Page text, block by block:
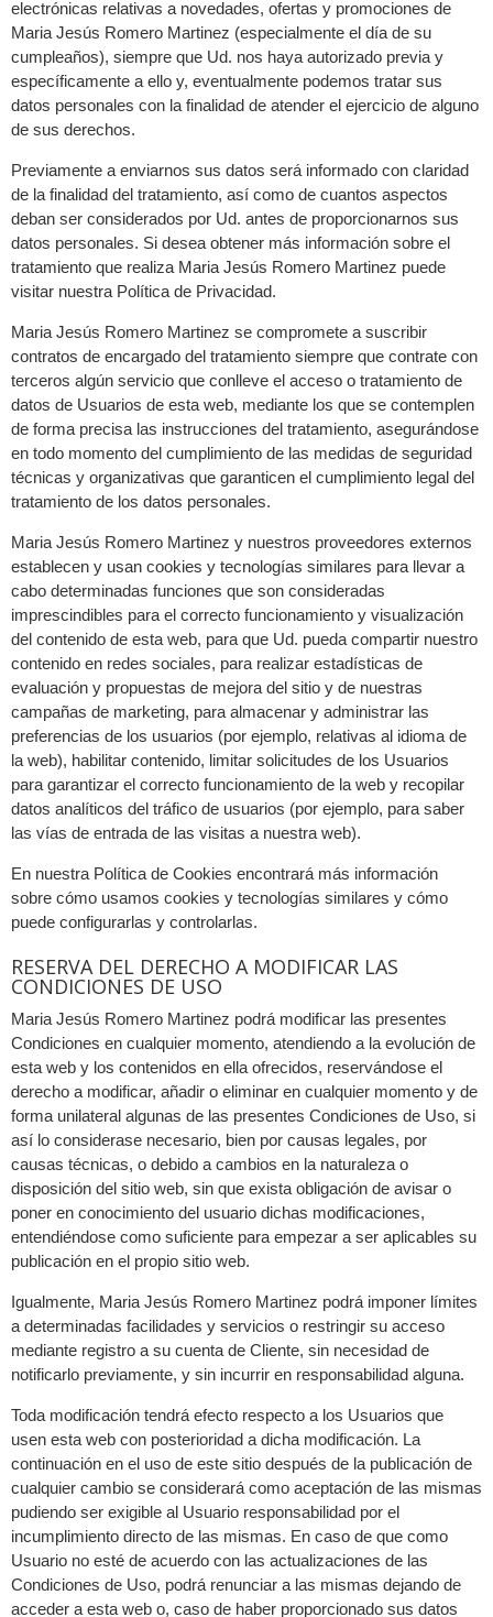
electrónicas relativas a novedades, ofertas y promociones de
Maria Jesús Romero Martinez (especialmente el día de su
cumpleaños), siempre que Ud. nos haya autorizado previa y
específicamente a ello y, eventualmente podemos tratar sus
datos personales con la finalidad de atender el ejercicio de alguno
de sus derechos.
Previamente a enviarnos sus datos será informado con claridad
de la finalidad del tratamiento, así como de cuantos aspectos
deban ser considerados por Ud. antes de proporcionarnos sus
datos personales. Si desea obtener más información sobre el
tratamiento que realiza Maria Jesús Romero Martinez puede
visitar nuestra Política de Privacidad.
Maria Jesús Romero Martinez se compromete a suscribir
contratos de encargado del tratamiento siempre que contrate con
terceros algún servicio que conlleve el acceso o tratamiento de
datos de Usuarios de esta web, mediante los que se contemplen
de forma precisa las instrucciones del tratamiento, asegurándose
en todo momento del cumplimiento de las medidas de seguridad
técnicas y organizativas que garanticen el cumplimiento legal del
tratamiento de los datos personales.
Maria Jesús Romero Martinez y nuestros proveedores externos
establecen y usan cookies y tecnologías similares para llevar a
cabo determinadas funciones que son consideradas
imprescindibles para el correcto funcionamiento y visualización
del contenido de esta web, para que Ud. pueda compartir nuestro
contenido en redes sociales, para realizar estadísticas de
evaluación y propuestas de mejora del sitio y de nuestras
campañas de marketing, para almacenar y administrar las
preferencias de los usuarios (por ejemplo, relativas al idioma de
la web), habilitar contenido, limitar solicitudes de los Usuarios
para garantizar el correcto funcionamiento de la web y recopilar
datos analíticos del tráfico de usuarios (por ejemplo, para saber
las vías de entrada de las visitas a nuestra web).
En nuestra Política de Cookies encontrará más información
sobre cómo usamos cookies y tecnologías similares y cómo
puede configurarlas y controlarlas.
RESERVA DEL DERECHO A MODIFICAR LAS
CONDICIONES DE USO
Maria Jesús Romero Martinez podrá modificar las presentes
Condiciones en cualquier momento, atendiendo a la evolución de
esta web y los contenidos en ella ofrecidos, reservándose el
derecho a modificar, añadir o eliminar en cualquier momento y de
forma unilateral algunas de las presentes Condiciones de Uso, si
así lo considerase necesario, bien por causas legales, por
causas técnicas, o debido a cambios en la naturaleza o
disposición del sitio web, sin que exista obligación de avisar o
poner en conocimiento del usuario dichas modificaciones,
entendiéndose como suficiente para empezar a ser aplicables su
publicación en el propio sitio web.
Igualmente, Maria Jesús Romero Martinez podrá imponer límites
a determinadas facilidades y servicios o restringir su acceso
mediante registro a su cuenta de Cliente, sin necesidad de
notificarlo previamente, y sin incurrir en responsabilidad alguna.
Toda modificación tendrá efecto respecto a los Usuarios que
usen esta web con posterioridad a dicha modificación. La
continuación en el uso de este sitio después de la publicación de
cualquier cambio se considerará como aceptación de las mismas
pudiendo ser exigible al Usuario responsabilidad por el
incumplimiento directo de las mismas. En caso de que como
Usuario no esté de acuerdo con las actualizaciones de las
Condiciones de Uso, podrá renunciar a las mismas dejando de
acceder a esta web o, caso de haber proporcionado sus datos